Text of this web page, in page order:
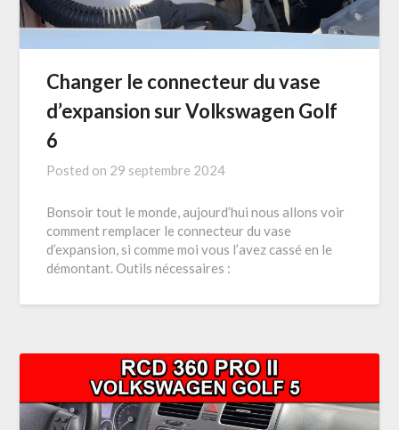
Changer le connecteur du vase
d’expansion sur Volkswagen Golf
6
Posted on 29 septembre 2024
Bonsoir tout le monde, aujourd’hui nous allons voir
comment remplacer le connecteur du vase
d’expansion, si comme moi vous l’avez cassé en le
démontant. Outils nécessaires :